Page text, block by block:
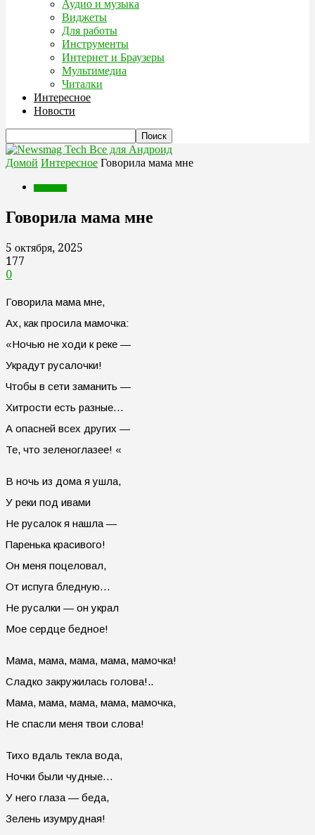
Аудио и музыка
Виджеты
Для работы
Инструменты
Интернет и Браузеры
Мультимедиа
Читалки
Интересное
Новости
Все для Андроид
Домой Интересное Говорила мама мне
Говорила мама мне
5 октября, 2025
177
0
Говорила мама мне,
Ах, как просила мамочка:
«Ночью не ходи к реке —
Украдут русалочки!
Чтобы в сети заманить —
Хитрости есть разные…
А опасней всех других —
Те, что зеленоглазее! «
В ночь из дома я ушла,
У реки под ивами
Не русалок я нашла —
Паренька красивого!
Он меня поцеловал,
От испуга бледную…
Не русалки — он украл
Мое сердце бедное!
Мама, мама, мама, мама, мамочка!
Сладко закружилась голова!..
Мама, мама, мама, мама, мамочка,
Не спасли меня твои слова!
Тихо вдаль текла вода,
Ночки были чудные…
У него глаза — беда,
Зелень изумрудная!